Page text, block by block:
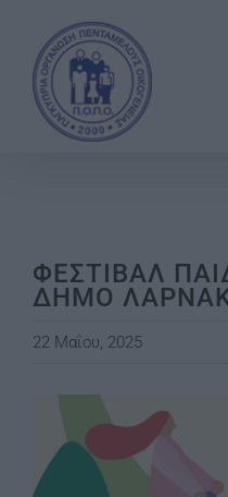
content
ΦΕΣΤΙΒΑΛ
ΔΗΜΟ
22 Μαΐου, 2025
View
Larger
Image